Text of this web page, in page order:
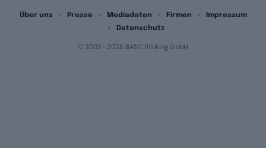
© 2003 - 2026 BASIC thinking GmbH
Über uns Presse Mediadaten Firmen
Impressum
Datenschutz